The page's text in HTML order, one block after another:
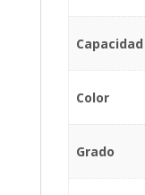
Capacidad
Color
Grado